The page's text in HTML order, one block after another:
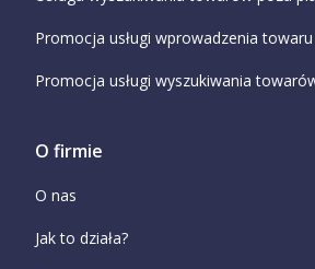
Promocja usługi wprowadzenia
Promocja usługi wyszukiwania
O firmie
O nas
Jak to działa?